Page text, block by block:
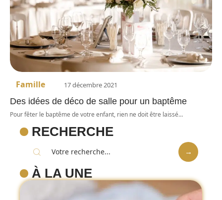
Famille 17 décembre 2021
Des idées de déco de salle pour un baptême
Pour fêter le baptême de votre enfant, rien ne doit être laissé…
RECHERCHE
À LA UNE